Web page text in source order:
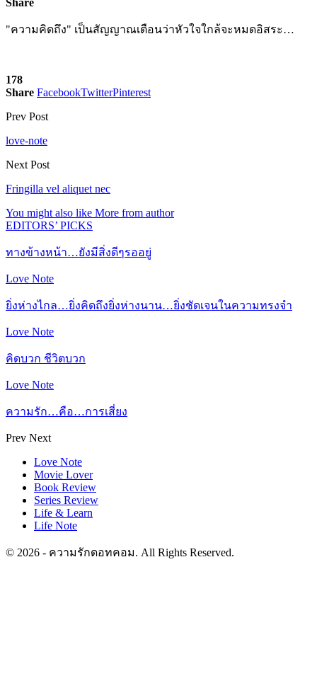
"ความคิดถึง" เป็นสัญญาณเตือนว่าหัวใจใกล้จะหมดอิสระ…
178
Share FacebookTwitterPinterest
Prev Post
love-note
Next Post
Fringilla vel aliquet nec
You might also like More from author
EDITORS’ PICKS
ทางข้างหน้า…ยังมีสิ่งดีๆรออยู่
Love Note
ยิ่งห่างไกล…ยิ่งคิดถึงยิ่งห่างนาน…ยิ่งชัดเจนในความทรงจำ
Love Note
คิดบวก ชีวิตบวก
Love Note
ความรัก…คือ…การเสี่ยง
Prev Next
Love Note
Movie Lover
Book Review
Series Review
Life & Learn
Life Note
© 2026 - ความรักดอทคอม. All Rights Reserved.